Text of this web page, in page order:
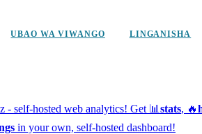
UBAO WA VIWANGO LINGANISHA
- self-hosted web analytics! Get 📊 stats, 🔥
in your own, self-hosted dashboard!